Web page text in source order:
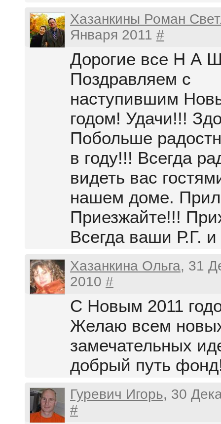
Хазанкины Роман
Января 2011 #
Дорогие все Н А
Поздравляем с
наступившим
годом! Удачи!!!
Побольше
в году!!! Всегда
видеть вас
нашем доме.
Приезжайте!!!
Всегда ваши Р.Г.
Хазанкина Ольга, 31
2010 #
С Новым 2011
Желаю всем
замечательных
добрый путь
Гуревич Игорь, 30
#